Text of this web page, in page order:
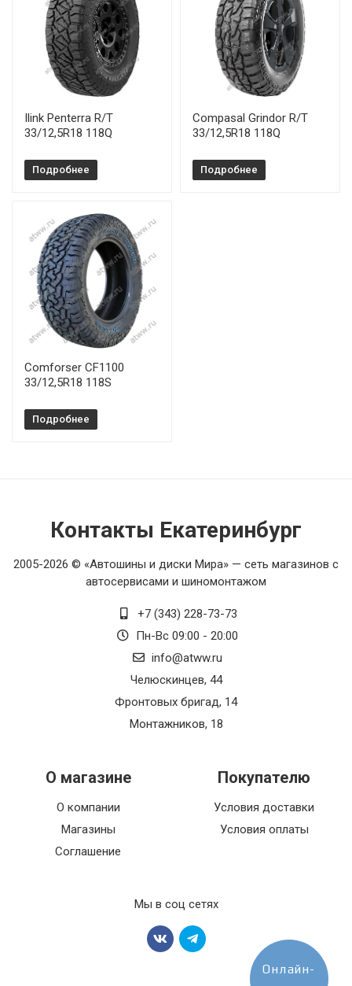
Ilink Penterra R/T
33/12,5R18 118Q
Подробнее
Compasal Grindor R/T
33/12,5R18 118Q
Подробнее
Comforser CF1100
33/12,5R18 118S
Подробнее
Контакты Екатеринбург
2005-2026 © «Автошины и диски Мира» — сеть магазинов с
автосервисами и шиномонтажом
+7 (343) 228-73-73
Пн-Вс 09:00 - 20:00
info@atww.ru
Челюскинцев, 44
Фронтовых бригад, 14
Монтажников, 18
О магазине
О компании
Магазины
Соглашение
Покупателю
Условия доставки
Условия оплаты
Мы в соц сетях
Онлайн-